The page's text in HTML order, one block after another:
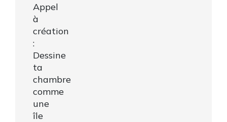
Appel
à
création
:
Dessine
ta
chambre
comme
une
île